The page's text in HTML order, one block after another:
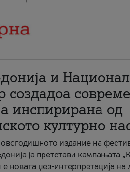
и
создадоа
инспирирана од
културно
издание на
ја претстави кампањата
новата џез-интерпретација на